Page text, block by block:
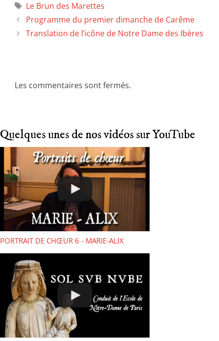
Le Brun des Marettes
Programme du premier dimanche de Carême
Translation de l’icône de Notre Dame des Ibères
Les commentaires sont fermés.
Quelques unes de nos vidéos sur YouTube
PORTRAIT DE CHŒUR 6 - MARIE-ALIX